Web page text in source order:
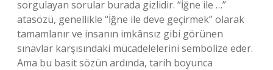
sorgulayan sorular burada gizlidir. “İğne ile …”
atasözü, genellikle “İğne ile deve geçirmek” olarak
tamamlanır ve insanın imkânsız gibi görünen
sınavlar karşısındaki mücadelelerini sembolize eder.
Ama bu basit sözün ardında, tarih boyunca